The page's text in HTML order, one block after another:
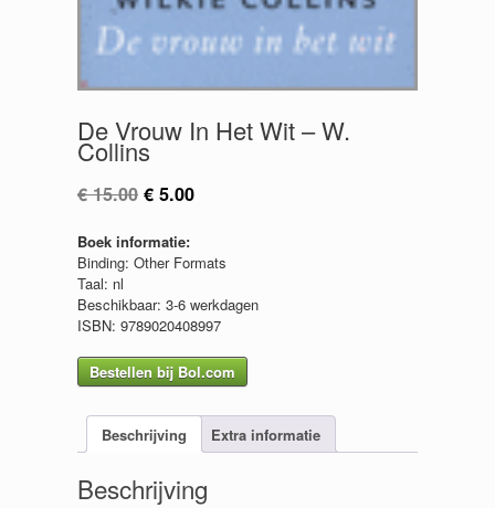
De Vrouw In Het Wit – W.
Collins
€15.00 Oorspronkelijke
was:
€ 15.00.
€ 5.00Huidige
€ 5.00.
Boek informatie:
Binding: Other Formats
Taal: nl
Beschikbaar: 3-6 werkdagen
ISBN: 9789020408997
Bestellen bij Bol.com
Beschrijving Extra informatie
Beschrijving